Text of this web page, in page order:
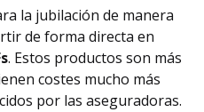
la jubilación de manera
de forma directa en
. Estos productos son más
costes mucho más
por las aseguradoras.